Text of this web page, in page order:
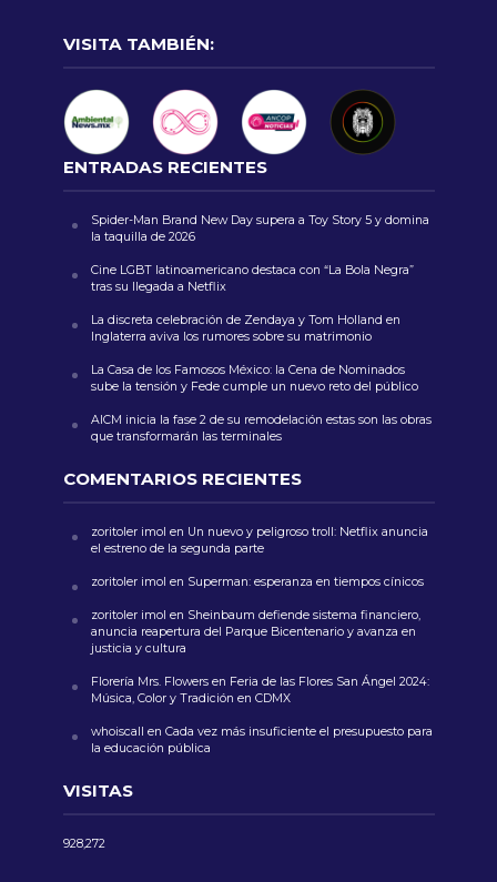
VISITA TAMBIÉN:
ENTRADAS RECIENTES
Spider-Man Brand New Day supera a Toy Story 5 y domina
la taquilla de 2026
Cine LGBT latinoamericano destaca con “La Bola Negra”
tras su llegada a Netflix
La discreta celebración de Zendaya y Tom Holland en
Inglaterra aviva los rumores sobre su matrimonio
La Casa de los Famosos México: la Cena de Nominados
sube la tensión y Fede cumple un nuevo reto del público
AICM inicia la fase 2 de su remodelación estas son las obras
que transformarán las terminales
COMENTARIOS RECIENTES
zoritoler imol en Un nuevo y peligroso troll: Netflix anuncia
el estreno de la segunda parte
zoritoler imol en Superman: esperanza en tiempos cínicos
zoritoler imol en Sheinbaum defiende sistema financiero,
anuncia reapertura del Parque Bicentenario y avanza en
justicia y cultura
Florería Mrs. Flowersen Feria de las Flores San Ángel 2024:
Música, Color y Tradición en CDMX
whoiscall en Cada vez más insuficiente el presupuesto para
la educación pública
VISITAS
928,272